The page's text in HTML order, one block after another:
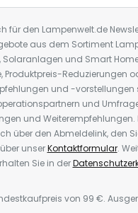
für den Lampenwelt.de
aus dem Sortiment
Solaranlagen und Smart
Produktpreis-Reduzierungen
und -vorstellungen
und
und Weiterempfehlungen.
über den Abmeldelink, den
unserKontaktformular.
Sie in der
von 99 €.